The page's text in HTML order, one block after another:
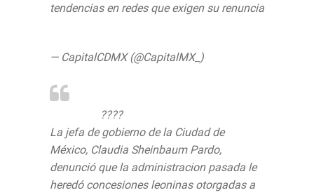
tendencias en redes que exigen su renuncia
— CapitalCDMX (@CapitalMX_)
????
La jefa de gobierno de la Ciudad de
México, Claudia Sheinbaum Pardo,
denunció que la administracion pasada le
heredó concesiones leoninas otorgadas a